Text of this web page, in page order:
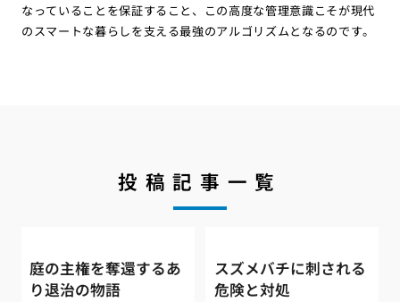
なっていることを保証すること、この高度な管理意識こそが現代
のスマートな暮らしを支える最強のアルゴリズムとなるのです。
投稿記事一覧
庭の主権を奪還するあ
り退治の物語
スズメバチに刺される
危険と対処